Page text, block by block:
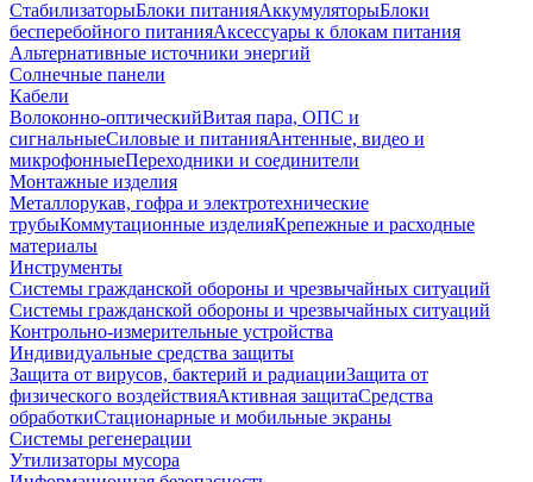
СтабилизаторыБлоки питанияАккумуляторыБлоки
бесперебойного питанияАксессуары к блокам питания
Альтернативные источники энергий
Солнечные панели
Кабели
Волоконно-оптическийВитая пара, ОПС и
сигнальныеСиловые и питанияАнтенные, видео и
микрофонныеПереходники и соединители
Монтажные изделия
Металлорукав, гофра и электротехнические
трубыКоммутационные изделияКрепежные и расходные
материалы
Инструменты
Системы гражданской обороны и чрезвычайных ситуаций
Системы гражданской обороны и чрезвычайных ситуаций
Контрольно-измерительные устройства
Индивидуальные средства защиты
Защита от вирусов, бактерий и радиацииЗащита от
физического воздействияАктивная защитаСредства
обработкиСтационарные и мобильные экраны
Системы регенерации
Утилизаторы мусора